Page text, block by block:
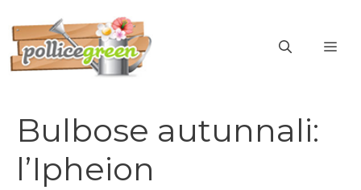
contenuto
Bulbose autunnali:
l’Ipheion